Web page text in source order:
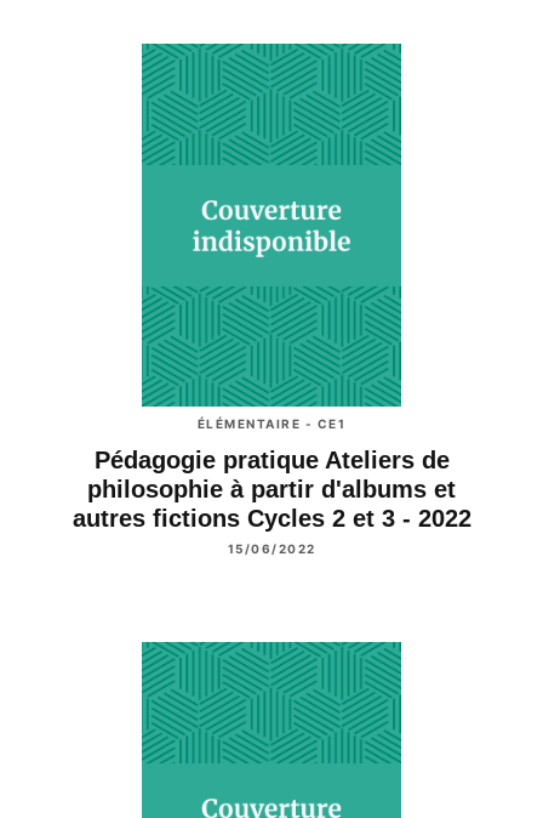
ÉLÉMENTAIRE - CE1
Pédagogie pratique Ateliers de
philosophie à partir d'albums et
autres fictions Cycles 2 et 3 - 2022
15/06/2022